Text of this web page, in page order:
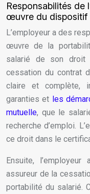
Responsabilités de
œuvre du dispositif
L’employeur a des
œuvre de la
salarié de son
cessation du contrat
claire et complète,
garanties et les
mutuelle, que le
recherche d’emploi.
ce droit dans le
Ensuite, l’employeur
assureur de la
portabilité du salarié.